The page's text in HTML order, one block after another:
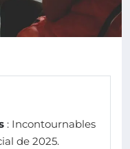
: Incontournables
de 2025.